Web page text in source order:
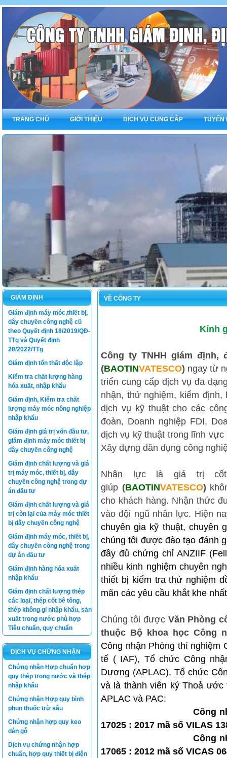
TRANG CHỦ GIỚI THIỆU DỊCH VỤ CUNG CẤP TUYỂN
GIÁM ĐỊNH
Giám định máy móc,thiết bị,
dây chuyền công nghệ cũ
theo Quyết định 18/2019/QĐ-
TTg và Quyết định
28/2022/TTg
Giám định tổn thất độc lập
Kiểm tra chất lượng hàng
hóa xuất, nhập khẩu
Giám định, Kiểm tra chất
lượng máy móc nông nghiệp
nhập khẩu
Giám định giá trị vốn đầu tư,
giám định máy móc thiết bị
dây chuyền công nghệ
Giám định chất lượng và giá
trị máy móc, thiết bị, dây
chuyền công nghệ trong dự
án đầu tư
Giám định chất lượng và giá
trị còn lại của máy móc thiết
bị dây chuyền công nghệ
Giám định máy móc, thiết bị,
dây chuyền công nghệ trong
dự án đầu tư
Giám định hàng hóa xuất
nhập khẩu
Giám định chất lượng thép
các loại, thép cốt bê tông,
thép không gỉ nhập khẩu, sản
xuất trong nước phù hợp
Tiêu chuẩn, quy chuẩn
DỊCH VỤ CHỨNG NHẬN
Chứng nhận Hợp chuẩn hợp
quy thép trong nước và thép
nhập khẩu
Chứng nhận Hợp quy bình
phun thuốc trừ sâu
Chứng nhận hợp quy keo
dán gỗ
Dịch vụ chứng nhận hợp
chuẩn, hợp quy thiết bị điện
VỀ CÔNG TY
Kính
Công ty TNHH giám định,
(BAOTINVATESCO) ngay từ
triển cung cấp dịch vụ đa
nhận, thử nghiệm, kiểm
dịch vụ kỹ thuật cho các
đoàn, Doanh nghiệp FDI,
dịch vụ kỹ thuật trong lĩnh
Xây dựng dân dụng công
Nhân lực là giá trị
giúp (BAOTINVATESCO)
cho khách hàng. Nhận thức
vào đội ngũ nhân lực. Hiện
chuyên gia kỹ thuật, chuyên
chúng tôi được đào tạo đánh
đầy đủ chứng chỉ ANZIIF
nhiều kinh nghiệm chuyên
thiết bị kiểm tra thử nghiệm
mãn các yêu cầu khắt khe
Chúng tôi được Văn Phòng
thuộc Bộ khoa học Công
Công nhận Phòng thí nghiệm
tế ( IAF), Tổ chức Công
Dương (APLAC), Tổ chức
và là thành viên ký Thoả ước
APLAC và PAC:
Công nhận Tổ
17025 : 2017 mã số VILAS
Công nhận tổ
17065 : 2012 mã số VICAS